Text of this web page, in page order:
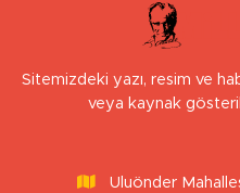
Sitemizdeki yazı, resim ve
veya kaynak
Uluönder